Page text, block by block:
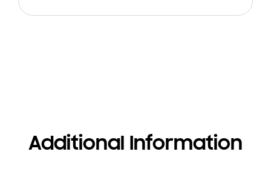
Additional Information